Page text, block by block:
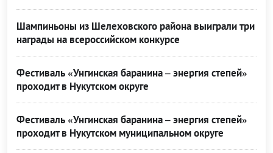
Шампиньоны из Шелеховского района выиграли три
награды на всероссийском конкурсе
Фестиваль «Унгинская баранина – энергия степей»
проходит в Нукутском округе
Фестиваль «Унгинская баранина – энергия степей»
проходит в Нукутском муниципальном округе